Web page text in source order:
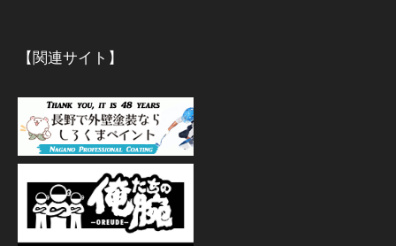
【関連サイト】